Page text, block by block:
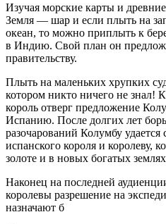
Изучая морские карты и
Земля — шар и если плыть на
океан, то можно приплыть к
в Индию. Свой план он
правительству.
Плыть на маленьких хрупких
котором никто ничего не знал!
король отверг предложение
Испанию. После долгих лет
разочарований Колумбу
испанского короля и королеву,
золоте и в новых богатых
Наконец на последней
королевы разрешение на
назначают б